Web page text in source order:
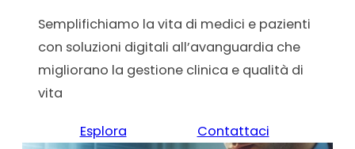
Semplifichiamo la vita di medici e pazienti
con soluzioni digitali all’avanguardia che
migliorano la gestione clinica e qualità di
vita
Esplora Contattaci